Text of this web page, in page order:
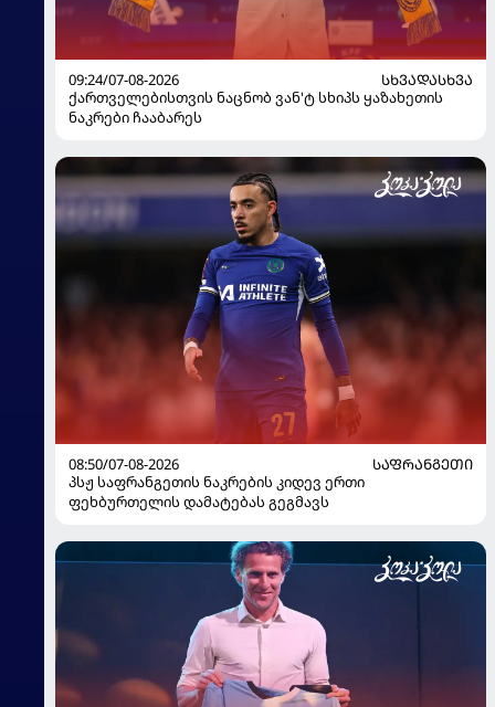
09:24/07-08-2026
ᲡᲮᲕᲐᲓᲐᲡᲮᲕᲐ
ქართველებისთვის ნაცნობ ვან'ტ სხიპს ყაზახეთის
ნაკრები ჩააბარეს
08:50/07-08-2026
ᲡᲐᲤᲠᲐᲜᲒᲔᲗᲘ
პსჟ საფრანგეთის ნაკრების კიდევ ერთი
ფეხბურთელის დამატებას გეგმავს